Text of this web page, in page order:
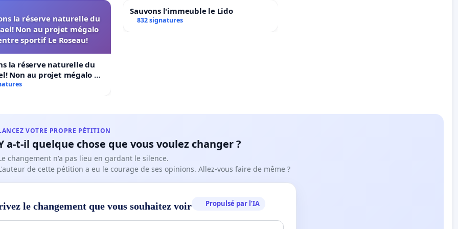
la réserve naturelle du
Non au projet mégalo
sportif Le Roseau!
la réserve naturelle du
Non au projet mégalo du
Le Roseau!
Sauvons l'immeuble le Lido
832 signatures
VOTRE PROPRE PÉTITION
a-t-il quelque chose que vous voulez changer ?
changement n'a pas lieu en gardant le silence.
de cette pétition a eu le courage de ses opinions. Allez-vous faire de même ?
le changement que vous souhaitez voir Propulsé par l’IA